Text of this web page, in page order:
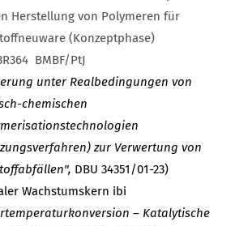
Herstellung von Polymeren für
(Konzeptphase)
BMBF/PtJ
unter Realbedingungen von
chemischen
zur Verwertung von
DBU 34351/01-23)
Wachstumskern ibi
– Katalytische